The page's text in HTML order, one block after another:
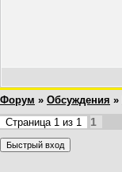
Форум » Обсуждения »
Страница 1 из 1 1